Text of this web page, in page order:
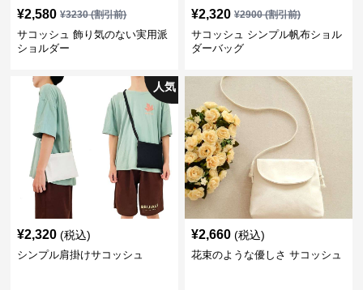
¥2,580 ¥3230(割引前)
サコッシュ 飾り気のない実用派
ショルダー
¥2,320 ¥2900(割引前)
サコッシュ シンプル帆布ショル
ダーバッグ
人気
¥2,320 (税込)
シンプル肩掛けサコッシュ
¥2,660 (税込)
花束のような優しさ サコッシュ